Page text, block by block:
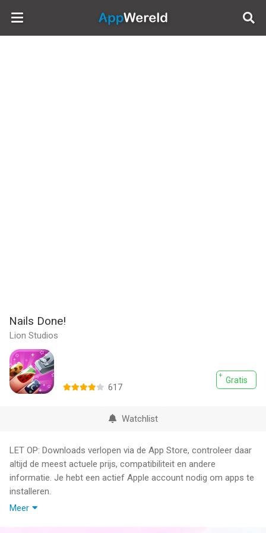
AppWereld
Nails Done!
Lion Studios
Gratis
617
Watchlist
LET OP: Downloads verlopen via de App Store, controleer daar
altijd de meest actuele prijs, compatibiliteit en andere
informatie. Je hebt een actief Apple account nodig om apps te
installeren.
Meer